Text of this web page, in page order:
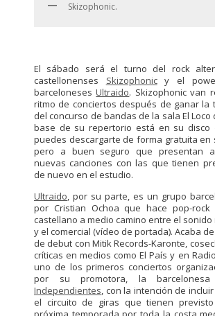
Skizophonic.
El sábado será el turno del rock
castellonenses Skizophonicy el
barcelonesesUltraido. Skizophonic van
ritmo de conciertos después de ganar la
del concurso de bandas de la sala El Loco
base de su repertorio está en su disco
puedes descargarte de forma gratuita
pero a buen seguro que presentan
nuevas canciones con las que tienen
de nuevo en el estudio.
Ultraido, por su parte, es un grupo
por Cristian Ochoa que hace pop-
castellano a medio camino entre el
y el comercial (vídeo de portada). Acaba
de debut con Mitik Records-Karonte,
críticas en medios como El País y en
uno de los primeros conciertos
por su promotora, la barcelonesa
Independientes, con la intención de
el circuito de giras que tienen